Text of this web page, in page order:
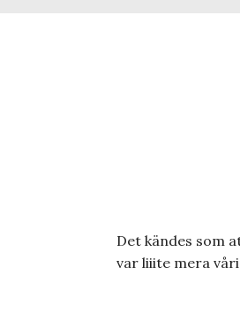
Det kändes som
var liiite mera